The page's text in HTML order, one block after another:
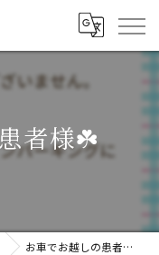
者様☘️
お車でお越しの患者様☘️